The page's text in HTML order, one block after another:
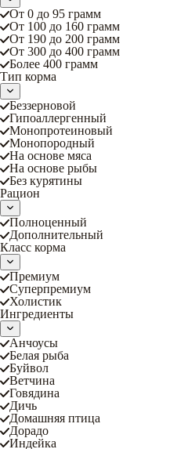
От 0 до 95 грамм
От 100 до 160 грамм
От 190 до 200 грамм
От 300 до 400 грамм
Более 400 грамм
Тип корма
Беззерновой
Гипоаллергенный
Монопротеиновый
Монопородный
На основе мяса
На основе рыбы
Без курятины
Рацион
Полноценный
Дополнительный
Класс корма
Премиум
Суперпремиум
Холистик
Ингредиенты
Анчоусы
Белая рыба
Буйвол
Ветчина
Говядина
Дичь
Домашняя птица
Дорадо
Индейка